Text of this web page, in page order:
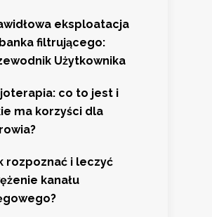
eksploatacja
filtrującego:
Użytkownika
co to jest i
ma korzyści dla
rozpoznać i leczyć
kanału